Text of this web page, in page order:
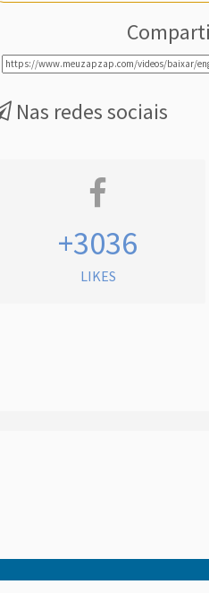
Nas redes sociais
+3036
LIKES